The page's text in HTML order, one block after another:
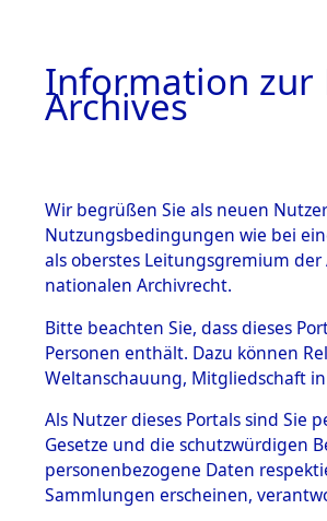
BESTÄNDE
1.
Inhaftierungsdoku
mente
1.2.9 Beim ITS
Effekten
1.2.9.1
Effekten aus
dem KZ
Dachau
Information zur
Archives
Wir begrüßen Sie als neuen
Nutzungsbedingungen wie bei
als oberstes Leitungsgremium
nationalen Archivrecht.
Bitte beachten Sie, dass dieses
Personen enthält. Dazu können
Weltanschauung, Mitgliedschaft
Als Nutzer dieses Portals sind Sie
Gesetze und die schutzwürdigen
personenbezogene Daten
Sammlungen erscheinen,